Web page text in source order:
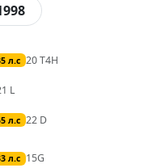
л.с 20 T4H
L
л.с 22 D
л.с 15G